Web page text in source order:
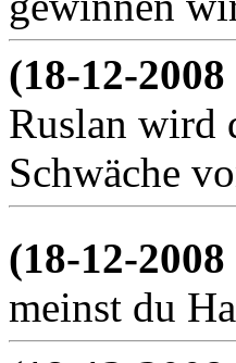
(18-12-
Ruslan wird
Schwäche
(18-12-
meinst du